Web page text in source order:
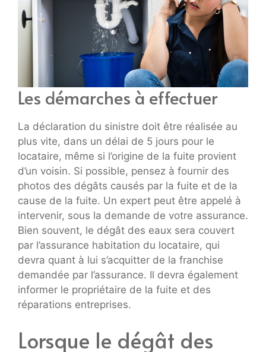
Les démarches à effectuer
La déclaration du sinistre doit être réalisée au
plus vite, dans un délai de 5 jours pour le
locataire, même si l’origine de la fuite provient
d’un voisin. Si possible, pensez à fournir des
photos des dégâts causés par la fuite et de la
cause de la fuite. Un expert peut être appelé à
intervenir, sous la demande de votre assurance.
Bien souvent, le dégât des eaux sera couvert
par l’assurance habitation du locataire, qui
devra quant à lui s’acquitter de la franchise
demandée par l’assurance. Il devra également
informer le propriétaire de la fuite et des
réparations entreprises.
Lorsque le dégât des